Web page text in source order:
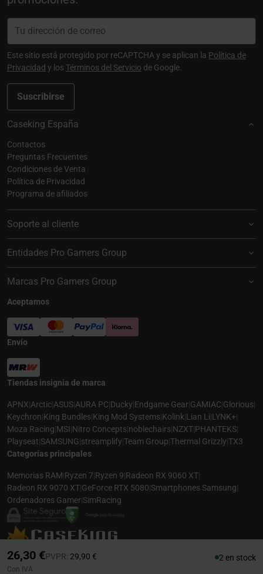
PVPR: Precio rebajado desde
29,90 €
26,30 € 2 en stock
Con IVA
Suscribirse
Este sitio está protegido por reCAPTCHA y se aplican la Política de
Privacidad y losTérminos del Servicio de Google.
Caseking España
Contactos
Preguntas Frecuentes
Condiciones de Venta
Política de Privacidad
Programa de afiliados
Soporte al cliente
Entidades Pro Gamers Group
Marcas Pro Gamers Group
Aceptamos
Envío
Tiendas insignia de marca
APNX|Arctic|ASUS|AURA PC|Ducky|Endgame Gear|GAMIAC|Glorious|
Keychron|King Bundles|King Mod Systems|Kolink|Lian Li|LYNK+|
Moza Racing|MSI|Nitro Concepts|noblechairs|NZXT|PHANTEKS|
Playseat|SAMSUNG|streamplify|Team Group|Thermal Grizzly|TX3
Categorías principales
Memorias RAM|Ryzen 7|Ryzen 9|Radeon RX 9060 XT|
Radeon RX 9070 XT|GeForce RTX 5080|Smartphones Samsung|
Ordenadores Gamer|SimRacing
© 2026 CASEKING ESPAÑA. TODOS LOS DERECHOS RESERVADOS. LAS
FOTOS PUEDEN NO COINCIDIR CON LA DESCRIPCIÓN. PRECIOS Y